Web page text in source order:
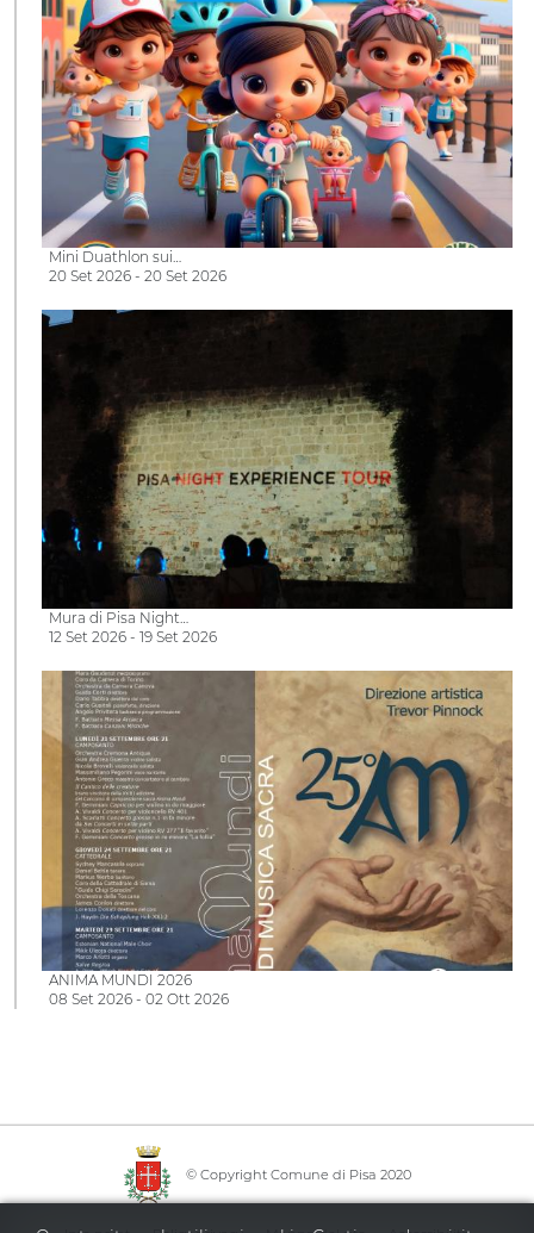
Mini Duathlon sui…
20 Set 2026 - 20 Set 2026
Mura di Pisa Night…
12 Set 2026 - 19 Set 2026
ANIMA MUNDI 2026
08 Set 2026 - 02 Ott 2026
© Copyright Comune di Pisa 2020